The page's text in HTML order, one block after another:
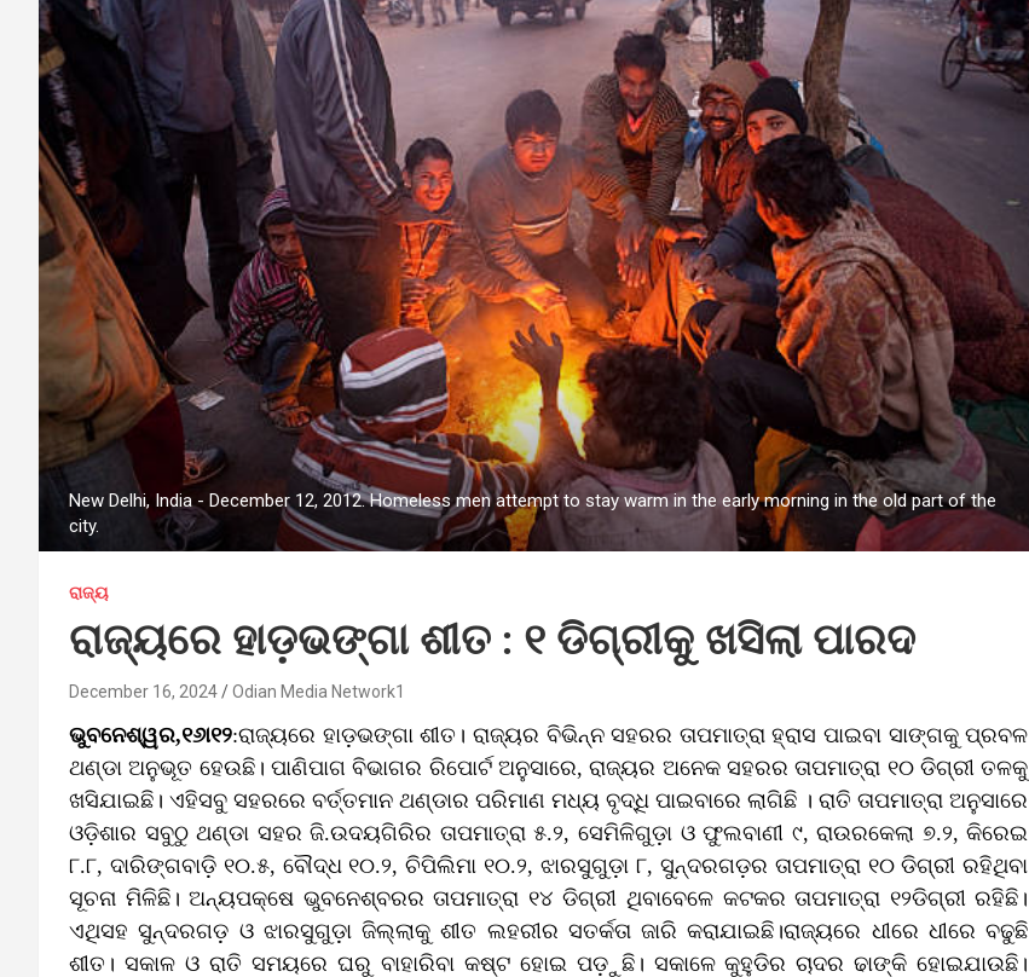
New Delhi, India - December 12, 2012. Homeless men attempt to stay warm in the early morning in the old part of the
city.
ରାଜ୍ୟ
ରାଜ୍ୟରେ ହାଡ଼ଭଙ୍ଗା ଶୀତ : ୧ ଡିଗ୍ରୀକୁ ଖସିଲା ପାରଦ
December 16, 2024 Odian Media Network1
ଭୁବନେଶ୍ୱର,୧୬ା୧୨:ରାଜ୍ୟରେ ହାଡ଼ଭଙ୍ଗା ଶୀତ। ରାଜ୍ୟର ବିଭିନ୍ନ ସହରର ତାପମାତ୍ରା ହ୍ରାସ ପାଇବା ସାଙ୍ଗକୁ ପ୍ରବଳ
ଥଣ୍ଡା ଅନୁଭୂତ ହେଉଛି। ପାଣିପାଗ ବିଭାଗର ରିପୋର୍ଟ ଅନୁସାରେ, ରାଜ୍ୟର ଅନେକ ସହରର ତାପମାତ୍ରା ୧୦ ଡିଗ୍ରୀ ତଳକୁ
ଖସିଯାଇଛି। ଏହିସବୁ ସହରରେ ବର୍ତ୍ତମାନ ଥଣ୍ଡାର ପରିମାଣ ମଧ୍ୟ ବୃଦ୍ଧି ପାଇବାରେ ଲାଗିଛି । ରାତି ତାପମାତ୍ରା ଅନୁସାରେ
ଓଡ଼ିଶାର ସବୁଠୁ ଥଣ୍ଡା ସହର ଜି.ଉଦୟଗିରିର ତାପମାତ୍ରା ୫.୨, ସେମିଳିଗୁଡ଼ା ଓ ଫୁଲବାଣୀ ୯, ରାଉରକେଲା ୭.୨, କିରେଇ
୮.୮, ଦାରିଙ୍ଗବାଡ଼ି ୧୦.୫, ବୌଦ୍ଧ ୧୦.୨, ଚିପିଲିମା ୧୦.୨, ଝାରସୁଗୁଡ଼ା ୮, ସୁନ୍ଦରଗଡ଼ର ତାପମାତ୍ରା ୧୦ ଡିଗ୍ରୀ ରହିଥିବା
ସୂଚନା ମିଳିଛି। ଅନ୍ୟପକ୍ଷେ ଭୁବନେଶ୍ବରର ତାପମାତ୍ରା ୧୪ ଡିଗ୍ରୀ ଥିବାବେଳେ କଟକର ତାପମାତ୍ରା ୧୨ଡିଗ୍ରୀ ରହିଛି।
ଏଥିସହ ସୁନ୍ଦରଗଡ଼ ଓ ଝାରସୁଗୁଡ଼ା ଜିଲ୍ଲାକୁ ଶୀତ ଲହରୀର ସତର୍କତା ଜାରି କରାଯାଇଛି।ରାଜ୍ୟରେ ଧୀରେ ଧୀରେ ବଢୁଛି
ଶୀତ। ସକାଳ ଓ ରାତି ସମୟରେ ଘରୁ ବାହାରିବା କଷ୍ଟ ହୋଇ ପଡ଼ୁଛି। ସକାଳେ କୁହୁଡିର ଚାଦର ଢାଙ୍କି ହୋଇଯାଉଛି।